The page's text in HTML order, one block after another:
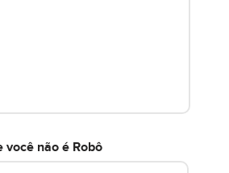
você não é Robô